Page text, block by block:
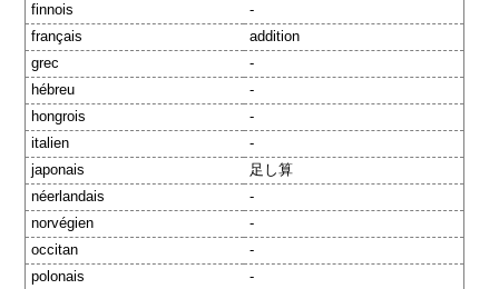
finnois
-
français
addition
grec
-
hébreu
-
hongrois
-
italien
-
japonais
足し算
néerlandais
-
norvégien
-
occitan
-
polonais
-